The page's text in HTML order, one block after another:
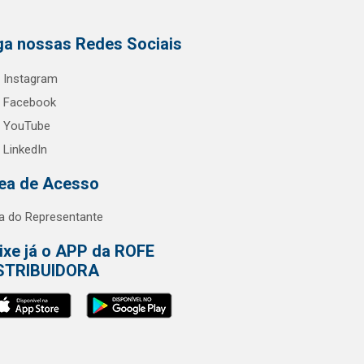
nossas Redes Sociais
Instagram
Facebook
YouTube
LinkedIn
de Acesso
do Representante
já o APP da ROFE